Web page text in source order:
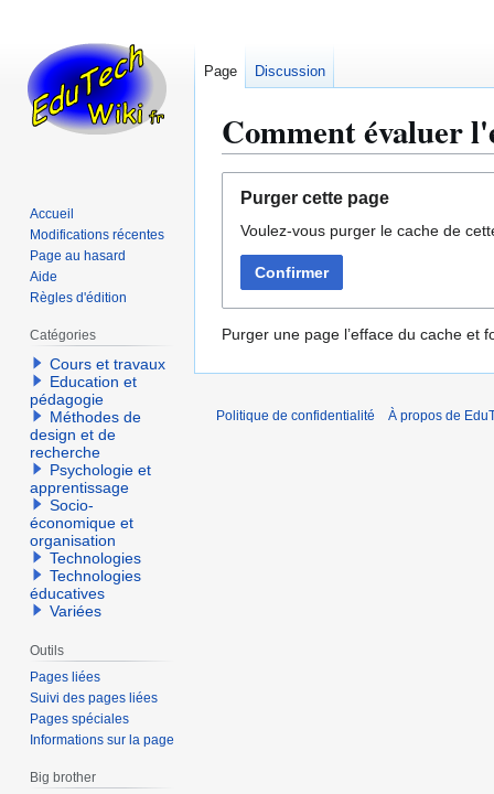
Comment évaluer
navigation
recherche
Purger cette page
Voulez-vous purger le cache de
Confirmer
Purger une page l’efface du cache et
Page Discussion
Accueil
Modifications récentes
Page au hasard
Aide
Règles d'édition
Catégories
Cours et travaux
Education et
pédagogie
Méthodes de
design et de
recherche
Psychologie et
apprentissage
Socio-
économique et
organisation
Technologies
Technologies
éducatives
Variées
Outils
Pages liées
Suivi des pages liées
Pages spéciales
Informations sur la page
Big brother
Politique de confidentialité À propos de